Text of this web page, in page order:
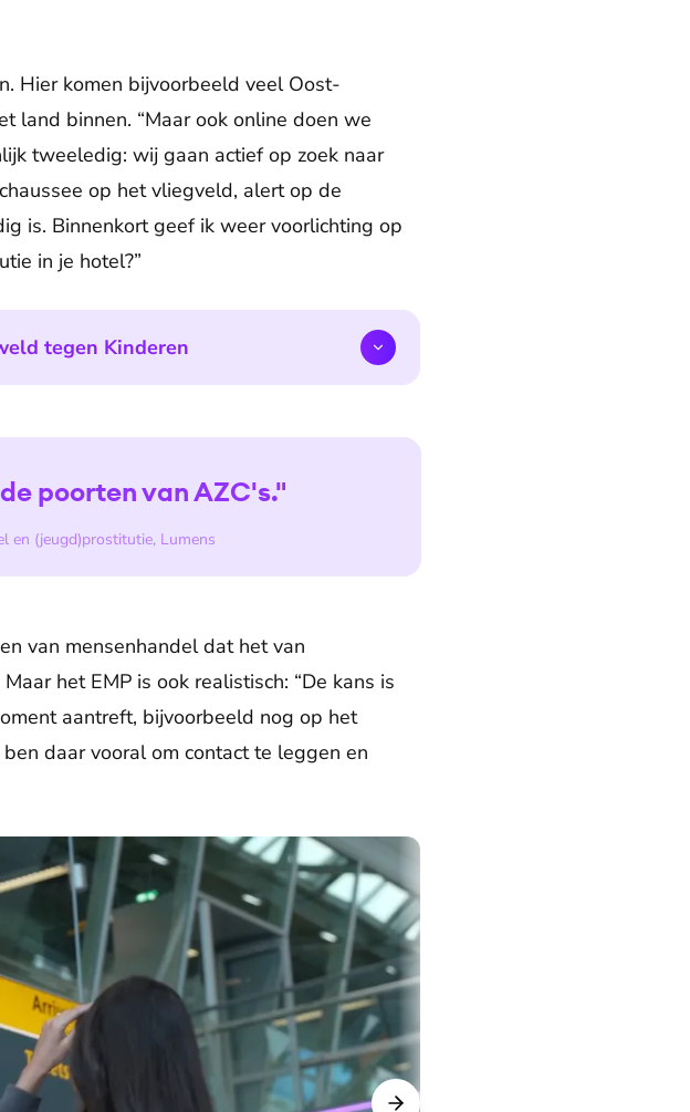
Hier komen bijvoorbeeld veel Oost-
land binnen. “Maar ook online doen we
tweeledig: wij gaan actief op zoek naar
op het vliegveld, alert op de
is. Binnenkort geef ik weer voorlichting op
in je hotel?”
tegen Kinderen
en (jeugd)prostitutie, Lumens
poorten van AZC's."
van mensenhandel dat het van
het EMP is ook realistisch: “De kans is
aantreft, bijvoorbeeld nog op het
daar vooral om contact te leggen en